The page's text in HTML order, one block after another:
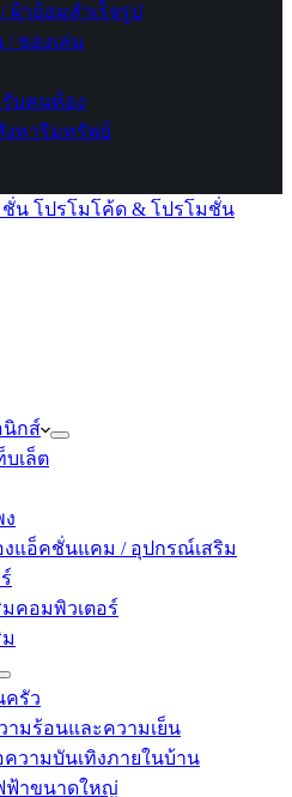
ผ้าอ้อมสำเร็จรูป
/ ของเล่น
บคนท้อง
งหาริมทรัพย์
นิกส์
เล็ต
ง
งแอ็คชั่นแคม / อุปกรณ์เสริม
คอมพิวเตอร์
ครัว
ามร้อนและความเย็น
วามบันเทิงภายในบ้าน
ฟ้าขนาดใหญ่